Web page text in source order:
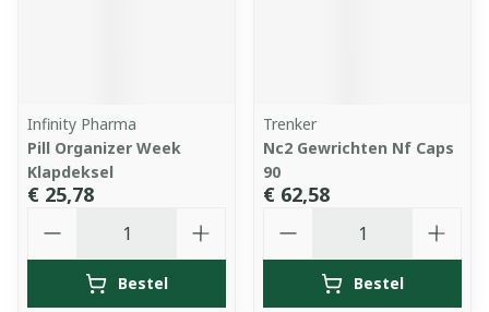
Infinity Pharma
Pill Organizer Week
Klapdeksel
€ 25,78
Bestel
Trenker
Nc2 Gewrichten Nf Caps
90
€ 62,58
Bestel